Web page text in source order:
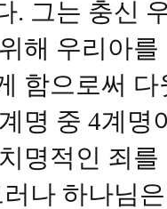
. 그는 충신
해 우리아
함으로써
명 중 4계명
명적인 죄
러나 하나님